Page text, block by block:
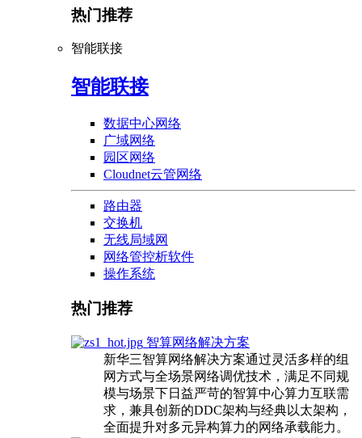
热门推荐
智能联接
智能联接
数据中心网络
广域网络
园区网络
Cloudnet云管网络
路由器
交换机
无线局域网
网络管控析软件
操作系统
热门推荐
智算网络解决方案
新华三智算网络解决方案通过灵活多样的组
网方式与全场景网络调优技术，满足不同规
模与场景下日益严苛的智算中心算力互联需
求，兼具创新的DDC架构与经典以太架构，
全面提升对多元异构算力的网络承载能力。